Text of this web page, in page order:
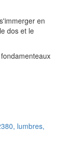
en
dos et le
lumbres,